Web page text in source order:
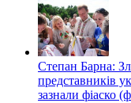
Степан Барна:
представників
зазнали фіаско